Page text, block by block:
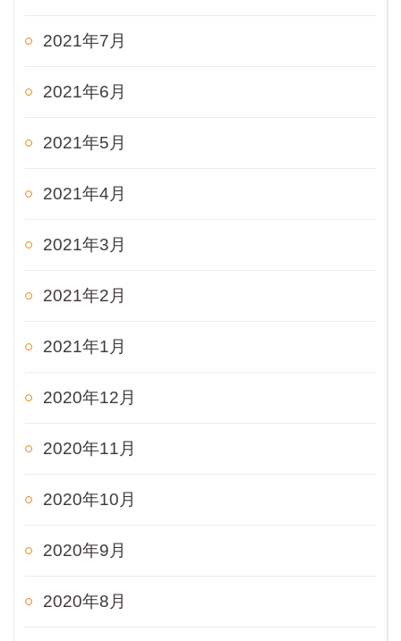
2021年7月
2021年6月
2021年5月
2021年4月
2021年3月
2021年2月
2021年1月
2020年12月
2020年11月
2020年10月
2020年9月
2020年8月